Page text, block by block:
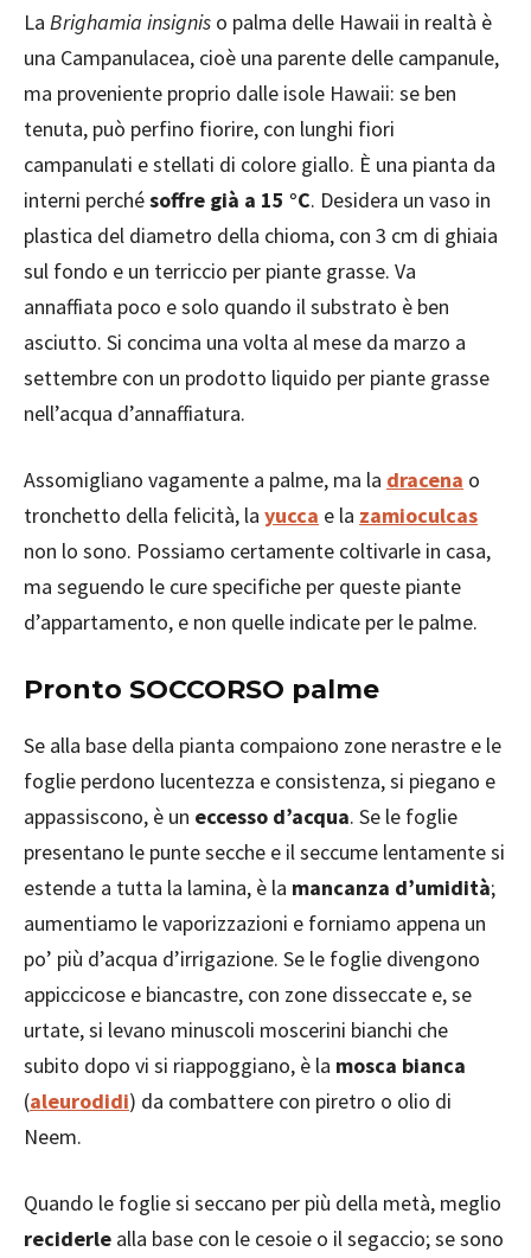
La Brighamia insignis o palma delle Hawaii in realtà è
una Campanulacea, cioè una parente delle campanule,
ma proveniente proprio dalle isole Hawaii: se ben
tenuta, può perfino fiorire, con lunghi fiori
campanulati e stellati di colore giallo. È una pianta da
interni perchésoffre già a 15 °C. Desidera un vaso in
plastica del diametro della chioma, con 3 cm di ghiaia
sul fondo e un terriccio per piante grasse. Va
annaffiata poco e solo quando il substrato è ben
asciutto. Si concima una volta al mese da marzo a
settembre con un prodotto liquido per piante grasse
nell’acqua d’annaffiatura.
Assomigliano vagamente a palme, ma la dracena o
tronchetto della felicità, la yucca e la zamioculcas
non lo sono. Possiamo certamente coltivarle in casa,
ma seguendo le cure specifiche per queste piante
d’appartamento, e non quelle indicate per le palme.
Pronto SOCCORSO palme
Se alla base della pianta compaiono zone nerastre e le
foglie perdono lucentezza e consistenza, si piegano e
appassiscono, è un eccesso d’acqua. Se le foglie
presentano le punte secche e il seccume lentamente si
estende a tutta la lamina, è la mancanza d’umidità;
aumentiamo le vaporizzazioni e forniamo appena un
po’ più d’acqua d’irrigazione. Se le foglie divengono
appiccicose e biancastre, con zone disseccate e, se
urtate, si levano minuscoli moscerini bianchi che
subito dopo vi si riappoggiano, è la mosca bianca
(aleurodidi) da combattere con piretro o olio di
Neem.
Quando le foglie si seccano per più della metà, meglio
reciderle alla base con le cesoie o il segaccio; se sono